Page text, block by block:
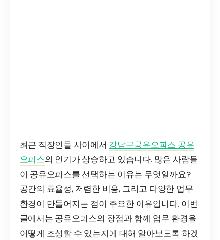
최근 직장인들 사이에서 강남구공유오피스 공유
오피스의 인기가 상승하고 있습니다. 많은 사람들
이 공유오피스를 선택하는 이유는 무엇일까요?
공간의 효율성, 저렴한 비용, 그리고 다양한 업무
환경이 만들어지는 점이 주요한 이유입니다. 이번
글에서는 공유오피스의 장점과 함께 업무 환경을
어떻게 조성할 수 있는지에 대해 알아보도록 하겠